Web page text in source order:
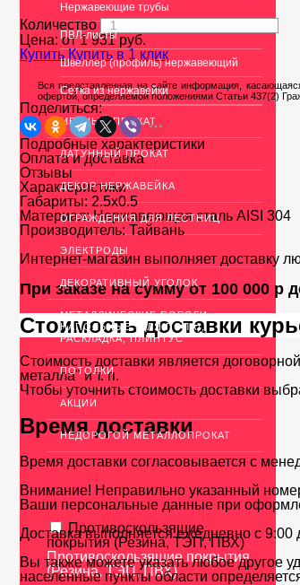
Нержавеющие трубы
ПВЛ-листы
Швеллер (профиль) нержавеющий
Сетка из нержавейки
МЕДНЫЙ ПРОКАТ
ЛАТУННЫЙ ПРОКАТ
ДЕКОР НЕРЖАВЕЙКА
ОГРАЖДЕНИЯ ДЛЯ ЛЕСТНИЦ
ЭЛЕКТРОДЫ
ДЕКОРАТИВНЫЙ УГОЛОК
МЕТАЛЛИЧЕСКИЕ ПОРОГИ
НАПОЛЬНЫЕ (ДЛЯ ПОЛА),
РАСКЛАДКА, ПЛИНТУС
ПОТОЛКИ
АКЦИИ
НЕДОРОГОЙ МЕТАЛЛОПРОКАТ
Противоскользящие
покрытия (Резина, ТЭП, ПВХ)
Противоскользящие покрытия
(Резина, ТЭП, ПВХ)
Количество
Цена: от1 931руб.
Купить Купить в 1 клик
Вся представленная на сайте информация,
офертой, определяемой положениями Статьи 437(2)
Поделиться:
Подробные характеристики
Оплата и доставка
Отзывы
Характеристики
Габариты:2.5x0.5
Материал:Нержавеющая сталь AISI 304
Производитель: Тайвань
Интернет-магазин выполняет доставку
При заказе на сумму от 100 000 р
Стоимость доставки
Стоимость доставки является
металла" и т. п.
Чтобы уточнить стоимость доставки
Время доставки
Время доставки согласовывается с
Внимание! Неправильно указанный
Ваши персональные данные при
Доставка выполняется ежедневно с 9:00
Вы также можете указать любое другое
населенные пункты области